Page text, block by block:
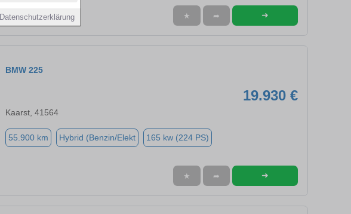
Datenschutzerklärung ★ ➦ ➜
BMW 225
19.930 €
Kaarst, 41564
55.900 km Hybrid (Benzin/Elekt 165 kw (224 PS)
★ ➦ ➜